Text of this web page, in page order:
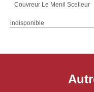
Couvreur Le Menil Scelleur
indisponible